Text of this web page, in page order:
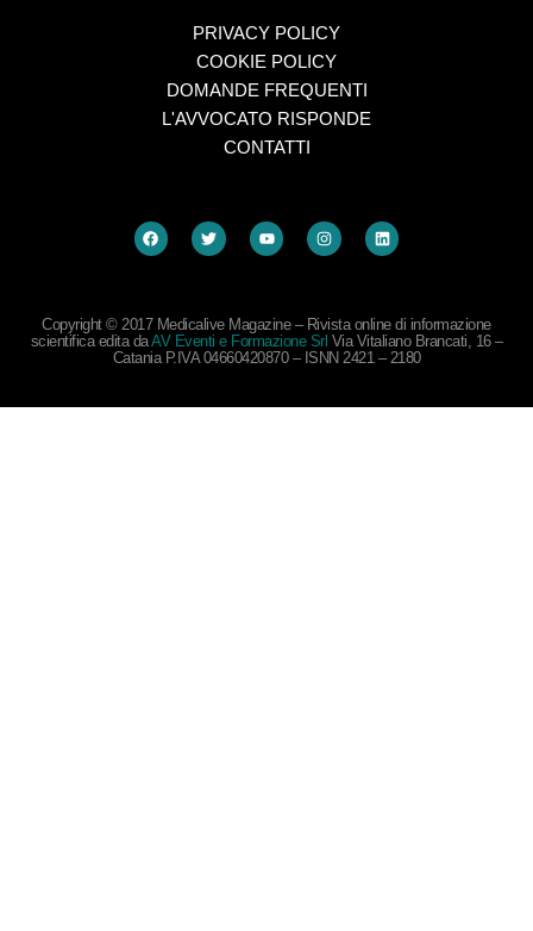
PRIVACY POLICY
COOKIE POLICY
DOMANDE FREQUENTI
L'AVVOCATO RISPONDE
CONTATTI
Copyright © 2017 Medicalive Magazine – Rivista online di informazione
scientifica edita daAV Eventi e Formazione Srl Via Vitaliano Brancati, 16 –
Catania P.IVA 04660420870 – ISNN 2421 – 2180